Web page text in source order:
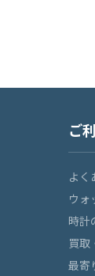
ご
よく
ウォ
時計
買取
最寄